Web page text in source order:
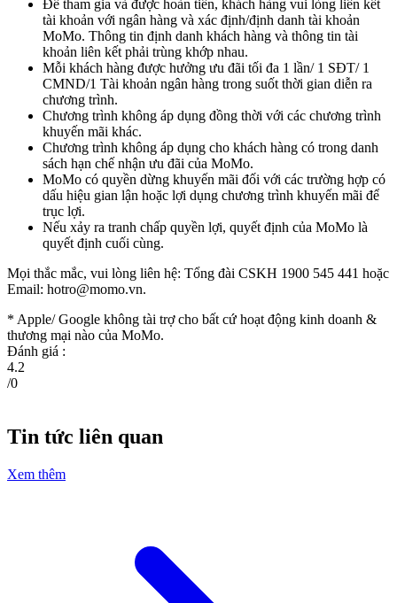
Để tham gia và được hoàn tiền, khách hàng vui lòng liên kết
tài khoản với ngân hàng và xác định/định danh tài khoản
MoMo. Thông tin định danh khách hàng và thông tin tài
khoản liên kết phải trùng khớp nhau.
Mỗi khách hàng được hưởng ưu đãi tối đa 1 lần/ 1 SĐT/ 1
CMND/1 Tài khoản ngân hàng trong suốt thời gian diễn ra
chương trình.
Chương trình không áp dụng đồng thời với các chương trình
khuyến mãi khác.
Chương trình không áp dụng cho khách hàng có trong danh
sách hạn chế nhận ưu đãi của MoMo.
MoMo có quyền dừng khuyến mãi đối với các trường hợp có
dấu hiệu gian lận hoặc lợi dụng chương trình khuyến mãi để
trục lợi.
Nếu xảy ra tranh chấp quyền lợi, quyết định của MoMo là
quyết định cuối cùng.
Mọi thắc mắc, vui lòng liên hệ: Tổng đài CSKH 1900 545 441 hoặc
Email: hotro@momo.vn.
* Apple/ Google không tài trợ cho bất cứ hoạt động kinh doanh &
thương mại nào của MoMo.
Đánh giá :
4.2
/0
Tin tức liên quan
Xem thêm